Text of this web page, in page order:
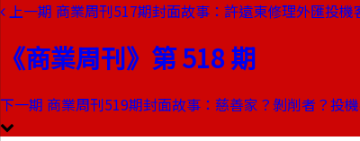
上一期 商業周刊517期封面故事：許遠東修理外匯投機
《商業周刊》第 518 期
下一期 商業周刊519期封面故事：慈善家？剝削者？投機
本期目錄
金融風暴下的股市制勝策略